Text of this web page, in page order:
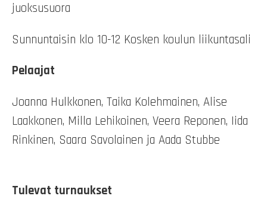
juoksusuora
Sunnuntaisin klo 10-12 Kosken koulun liikuntasali
Pelaajat
Joanna Hulkkonen, Taika Kolehmainen, Alise
Laakkonen, Milla Lehikoinen, Veera Reponen, Iida
Rinkinen, Saara Savolainen ja Aada Stubbe
Tulevat turnaukset